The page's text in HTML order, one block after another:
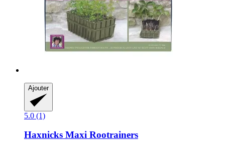
Ajouter
5.0 (1)
Haxnicks Maxi Rootrainers